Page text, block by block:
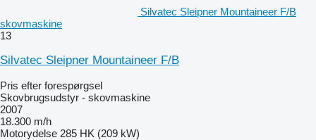
Silvatec Sleipner Mountaineer F/B
skovmaskine
13
Silvatec Sleipner Mountaineer F/B
Pris efter forespørgsel
Skovbrugsudstyr - skovmaskine
2007
18.300 m/h
Motorydelse 285 HK (209 kW)